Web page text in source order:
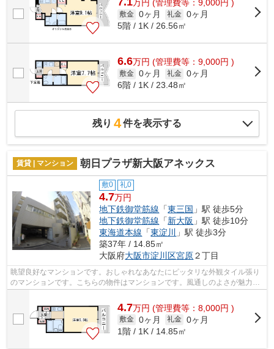
万円 (管理費等：9,000円 )
敷金 0ヶ月 礼金 0ヶ月
5階 / 1K / 26.56㎡
6.6万円 (管理費等：9,000円 )
敷金 0ヶ月 礼金 0ヶ月
6階 / 1K / 23.48㎡
残り 4件を表示する
賃貸 | マンション 朝日プラザ新大阪アネックス
敷0 礼0
4.7万円
地下鉄御堂筋線 「東三国 」駅 徒歩5分
地下鉄御堂筋線 「新大阪 」駅 徒歩10分
東海道本線 「東淀川
」駅 徒歩3分
築37年 / 14.85㎡
大阪府大阪市淀川区宮原２丁目
眺望良好なマンションです。おしゃれなあなたにピッタリな外観タイル張り
のマンションです。こちらの物件はマンションです。風通しのよさが魅力の
4.7万円 (管理費等：8,000円 )
敷金 0ヶ月 礼金 0ヶ月
1階 / 1K / 14.85㎡